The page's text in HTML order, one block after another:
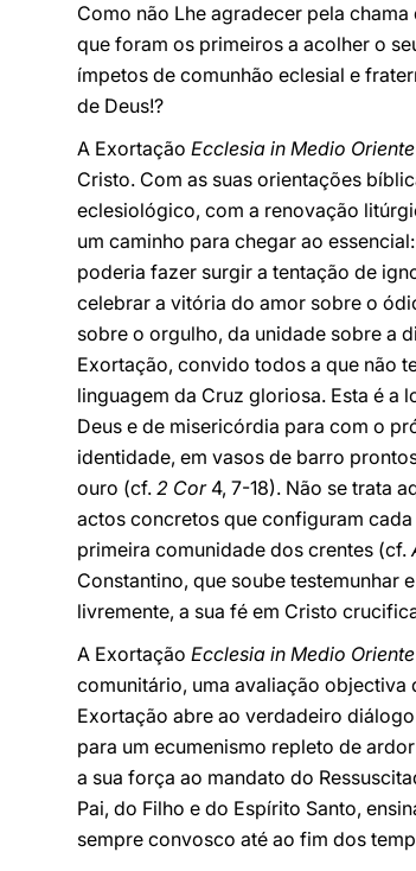
Como não Lhe agradecer pela
que foram os primeiros a acolher o
ímpetos de comunhão eclesial e
de Deus!?
A Exortação Ecclesia in Medio Oriente
Cristo. Com as suas orientações
eclesiológico, com a renovação
um caminho para chegar ao
poderia fazer surgir a tentação de
celebrar a vitória do amor sobre o
sobre o orgulho, da unidade sobre a
Exortação, convido todos a que não
linguagem da Cruz gloriosa. Esta é a
Deus e de misericórdia para com o
identidade, em vasos de barro
ouro (cf. 2 Cor4, 7-18). Não se trata
actos concretos que configuram
primeira comunidade dos crentes (cf.
Constantino, que soube testemunhar
livremente, a sua fé em Cristo
A Exortação Ecclesia in Medio Oriente
comunitário, uma avaliação
Exortação abre ao verdadeiro
para um ecumenismo repleto de
a sua força ao mandato do
Pai, do Filho e do Espírito Santo,
sempre convosco até ao fim dos